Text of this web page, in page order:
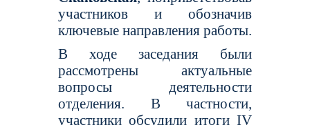
участников и обозначив
ключевые направления работы.
В ходе заседания были
рассмотрены актуальные
вопросы деятельности
отделения. В частности,
участники обсудили итоги IV